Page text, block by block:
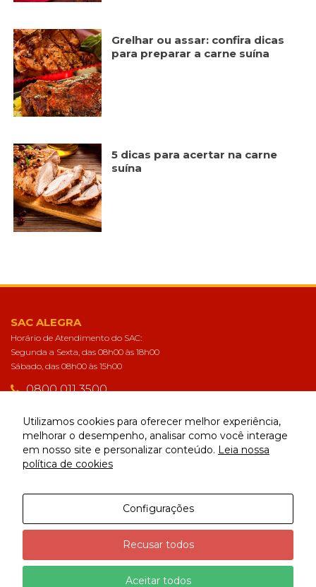
Grelhar ou assar: confira dicas
para preparar a carne suína
5 dicas para acertar na carne
suína
SAC ALEGRA
Horário de Atendimento do SAC:
Segunda a Sexta, das 08h00 às 18h00
Sábado, das 08h00 às 15h00
0800 011 3500
sac@alegra.com.br
CONECTE-SE
Utilizamos cookies para oferecer melhor experiência,
melhorar o desempenho, analisar como você interage
em nosso site e personalizar conteúdo. Leia nossa
política de cookies
Configurações
Recusar todos
Aceitar todos